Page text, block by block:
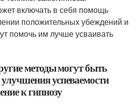
включать в себя помощь
положительных убеждений и
помочь им лучше усваивать
методы могут быть
успеваемости
к гипнозу